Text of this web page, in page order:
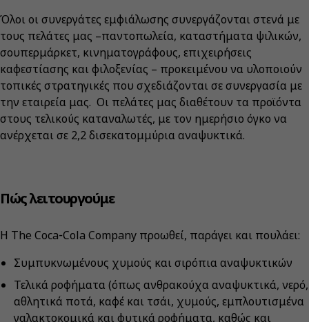
Όλοι οι συνεργάτες εμφιάλωσης συνεργάζονται στενά με
τους πελάτες μας –παντοπωλεία, καταστήματα ψιλικών,
σουπερμάρκετ, κινηματογράφους, επιχειρήσεις
καφεστίασης και φιλοξενίας – προκειμένου να υλοποιούν
τοπικές στρατηγικές που σχεδιάζονται σε συνεργασία με
την εταιρεία μας. Οι πελάτες μας διαθέτουν τα προϊόντα
στους τελικούς καταναλωτές, με τον ημερήσιο όγκο να
ανέρχεται σε 2,2 δισεκατομμύρια αναψυκτικά.
Πώς λειτουργούμε
Η The Coca‑Cola Company προωθεί, παράγει και πουλάει:
Συμπυκνωμένους χυμούς και σιρόπια αναψυκτικών
Τελικά ροφήματα (όπως ανθρακούχα αναψυκτικά, νερό,
αθλητικά ποτά, καφέ και τσάι, χυμούς, εμπλουτισμένα
γαλακτοκομικά και φυτικά ροφήματα, καθώς και